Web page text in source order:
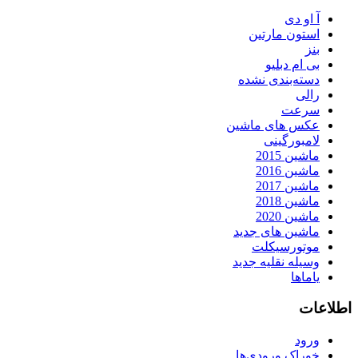
آ او دی
استون مارتین
بنز
بی ام دبلیو
دسته‌بندی نشده
رالی
سرعت
عکس های ماشین
لامبورگینی
ماشین 2015
ماشین 2016
ماشین 2017
ماشین 2018
ماشین 2020
ماشین های جدید
موتورسیکلت
وسیله نقلیه جدید
یاماها
اطلاعات
ورود
خوراک ورودی‌ها